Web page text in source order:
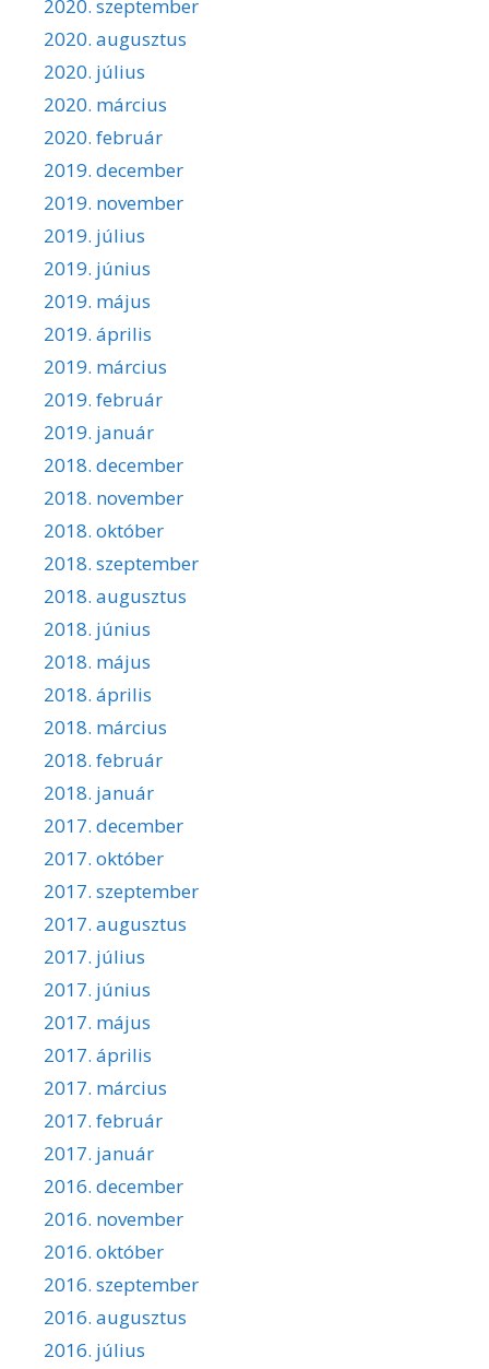
2020. szeptember
2020. augusztus
2020. július
2020. március
2020. február
2019. december
2019. november
2019. július
2019. június
2019. május
2019. április
2019. március
2019. február
2019. január
2018. december
2018. november
2018. október
2018. szeptember
2018. augusztus
2018. június
2018. május
2018. április
2018. március
2018. február
2018. január
2017. december
2017. október
2017. szeptember
2017. augusztus
2017. július
2017. június
2017. május
2017. április
2017. március
2017. február
2017. január
2016. december
2016. november
2016. október
2016. szeptember
2016. augusztus
2016. július